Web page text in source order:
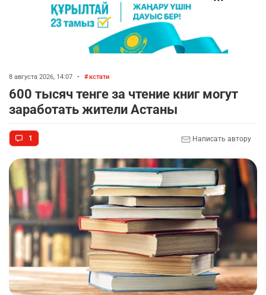
8 августа 2026, 14:07 • кстати
600 тысяч тенге за чтение книг могут
заработать жители Астаны
1 Написать автору